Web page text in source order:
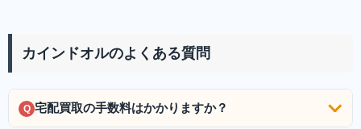
カインドオルのよくある質問
Q 宅配買取の手数料はかかりますか？